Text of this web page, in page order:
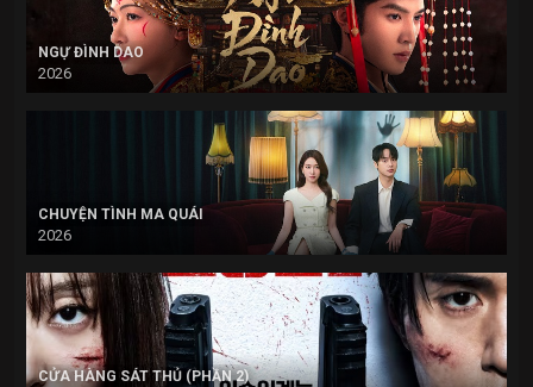
NGỰ ĐÌNH DAO
2026
CHUYỆN TÌNH MA QUÁI
2026
CỬA HÀNG SÁT THỦ (PHẦN 2)